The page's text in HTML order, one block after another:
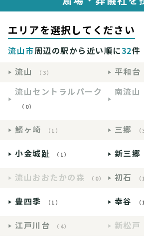
エリアを選択してください
流山市周辺の駅から近い順に32件
流山
（3） 平和台
流山セントラルパーク
（0）
南流山
鰭ヶ崎 （1） 三郷
小金城趾 （1） 新三郷
流山おおたかの森 （0） 初石
豊四季 （1） 幸谷
江戸川台 （4） 新松戸